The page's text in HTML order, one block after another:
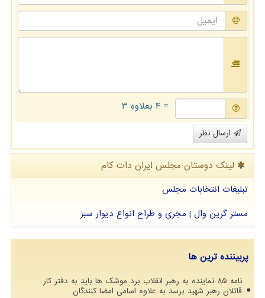
= ۴ بعلاوه ۳
ارسال نظر
لینک دوستان مجلس ایران دات كام
تبلیغات انتخابات مجلس
مستر گرین وال | مجری و طراح انواع دیوار سبز
پربیننده ترین ها
نامه ۸۵ نماینده به رهبر انقلاب برد موشک ها باید به دفتر کار
قاتلان رهبر شهید برسد به علاوه اسامی امضا کنندگان